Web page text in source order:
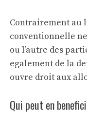
Contrairement au
conventionnelle
ou l’autre des
egalement de la
ouvre droit aux
Qui peut en